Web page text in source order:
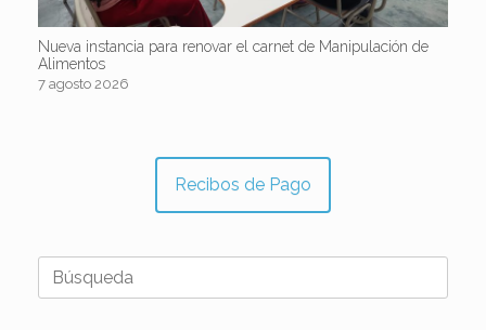
Nueva instancia para renovar el carnet de Manipulación de
Alimentos
7 agosto 2026
Recibos de Pago
Buscar: